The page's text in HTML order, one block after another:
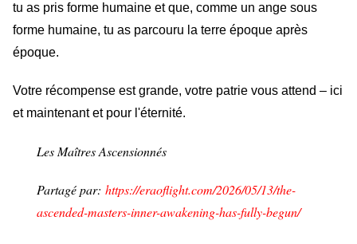
tu as pris forme humaine et que, comme un ange sous
forme humaine, tu as parcouru la terre époque après
époque.
Votre récompense est grande, votre patrie vous attend – ici
et maintenant et pour l'éternité.
Les Maîtres Ascensionnés
Partagé par: https://eraoflight.com/2026/05/13/the-
ascended-masters-inner-awakening-has-fully-begun/